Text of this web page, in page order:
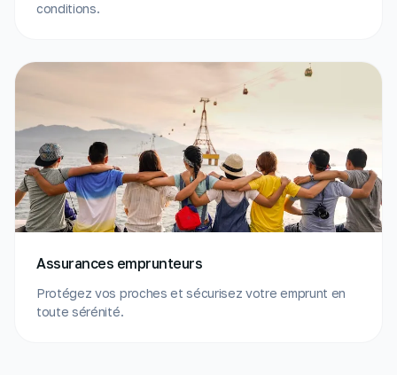
conditions.
Assurances emprunteurs
Protégez vos proches et sécurisez votre emprunt en
toute sérénité.